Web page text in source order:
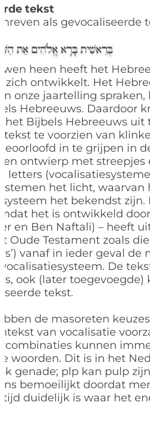
tekst
als
heen heeft het
zich ontwikkelt. Het
onze jaartelling
Hebreeuws. Daardoor
het Bijbels Hebreeuws uit
te voorzien van
in te grijpen in
ontwierp met streepjes
letters
het licht, waarvan
het bekendst zijn.
het is ontwikkeld
en Ben Naftali) – heeft
Oude Testament zoals
vanaf in ieder geval
De
ook (later
tekst.
de masoreten
van vocalisatie
kunnen
woorden. Dit is in het
genade; plp kan pulp
bemoeilijkt doordat
duidelijk is waar het